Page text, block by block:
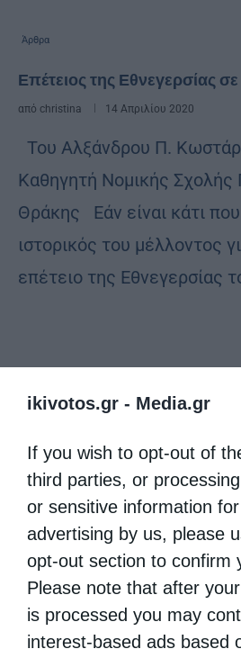
ikivotos.gr - Media.gr
If you wish to opt-out of
third parties, or
or sensitive information
advertising by us, please
opt-out section to confirm
Please note that after
is processed you may
interest-based ads based
Άρθρα
Επέτειος της Εθνεγερσίας
από christina 14 Απριλίου 2020
Του Αλξάνδρου Π.
Καθηγητή Νομικής Σχολής
Θράκης Εάν είναι κάτι
ιστορικός του μέλλοντος
επέτειο της Εθνεγερσίας